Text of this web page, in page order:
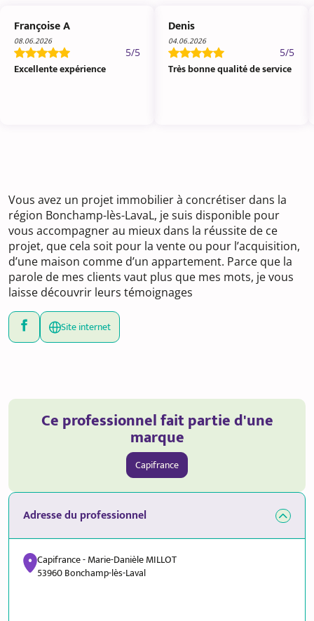
Françoise A
08.06.2026
5/5
Excellente expérience
Denis
04.06.2026
5/5
Très bonne qualité de service
Vous avez un projet immobilier à concrétiser dans la
région Bonchamp-lès-LavaL, je suis disponible pour
vous accompagner au mieux dans la réussite de ce
projet, que cela soit pour la vente ou pour l’acquisition,
d’une maison comme d’un appartement. Parce que la
parole de mes clients vaut plus que mes mots, je vous
laisse découvrir leurs témoignages
Site internet
Ce professionnel fait partie d'une
marque
Capifrance
Adresse du professionnel
Capifrance - Marie-Danièle MILLOT
53960 Bonchamp-lès-Laval